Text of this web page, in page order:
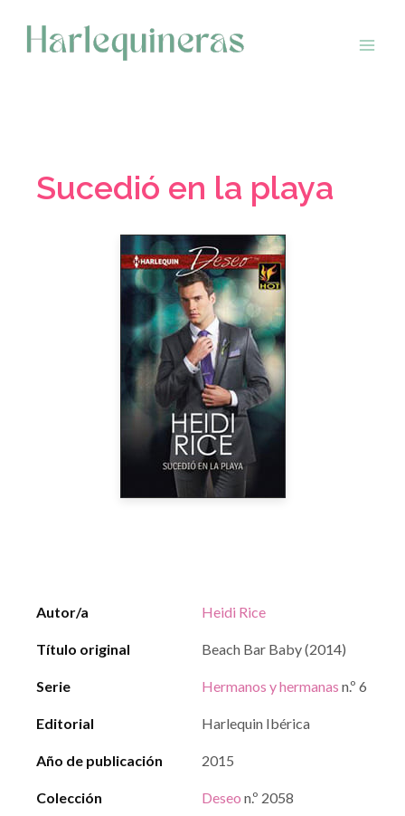
contenido
Sucedió en la playa
Autor/a Heidi Rice
Título original Beach Bar Baby (2014)
Serie Hermanos y hermanas n.º 6
Editorial Harlequin Ibérica
Año de publicación 2015
Colección Deseo n.º 2058